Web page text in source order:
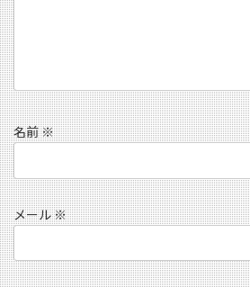
名前※
メール※